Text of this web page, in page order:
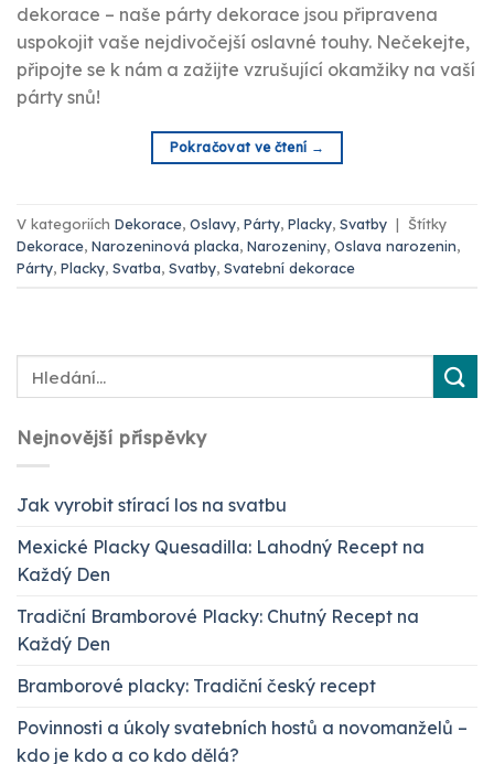
dekorace – naše párty dekorace jsou připravena
uspokojit vaše nejdivočejší oslavné touhy. Nečekejte,
připojte se k nám a zažijte vzrušující okamžiky na vaší
párty snů!
Pokračovat ve čtení →
V kategoriích Dekorace, Oslavy, Párty, Placky, Svatby |
Štítky
Dekorace, Narozeninová placka, Narozeniny, Oslava narozenin,
Párty, Placky, Svatba, Svatby, Svatební dekorace
Nejnovější příspěvky
Jak vyrobit stírací los na svatbu
Mexické Placky Quesadilla: Lahodný Recept na
Každý Den
Tradiční Bramborové Placky: Chutný Recept na
Každý Den
Bramborové placky: Tradiční český recept
Povinnosti a úkoly svatebních hostů a novomanželů –
kdo je kdo a co kdo dělá?